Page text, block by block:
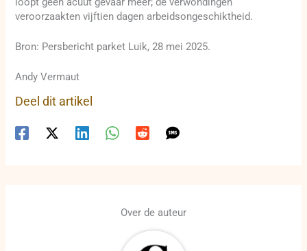
veroorzaakten vijftien dagen arbeidsongeschiktheid.
Bron: Persbericht parket Luik, 28 mei 2025.
Andy Vermaut
Deel dit artikel
Over de auteur